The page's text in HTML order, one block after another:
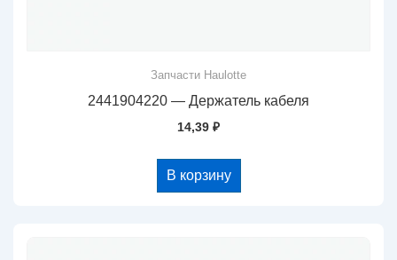
Запчасти Haulotte
2441904220 — Держатель кабеля
14,39 ₽
В корзину